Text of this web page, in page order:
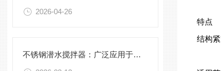
2026-04-26
不锈钢潜水搅拌器：广泛应用于污水处理与化学工程
特点
结构